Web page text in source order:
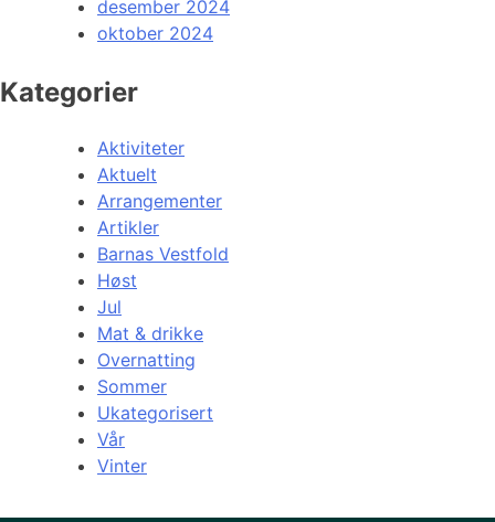
desember 2024
oktober 2024
Kategorier
Aktiviteter
Aktuelt
Arrangementer
Artikler
Barnas Vestfold
Høst
Jul
Mat & drikke
Overnatting
Sommer
Ukategorisert
Vår
Vinter